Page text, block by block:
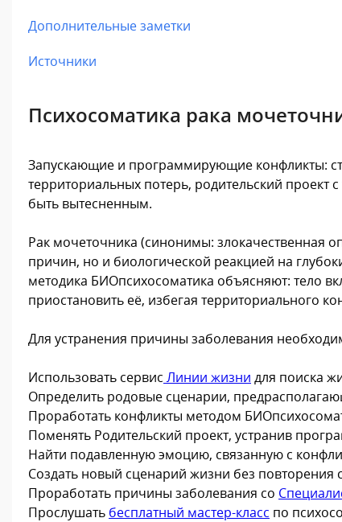
Дополнительные заметки
Источники
Психосоматика рака
Запускающие и программирующие конфликты:
территориальных потерь, родительский
быть вытесненным.
Рак мочеточника (синонимы: злокачественная
причин, но и биологической реакцией на
методика БИОпсихосоматика объясняют: тело
приостановить её, избегая территориального
Для устранения причины заболевания
Использовать сервис Линии жизни для поиска
Определить родовые сценарии,
Проработать конфликты методом
Поменять Родительский проект, устранив
Найти подавленную эмоцию, связанную с
Создать новый сценарий жизни без повторения
Проработать причины заболевания со
Прослушать бесплатный мастер-класс по